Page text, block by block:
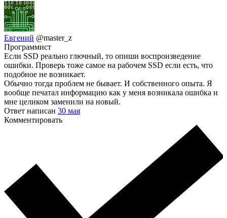
Евгений @master_z
Программист
Если SSD реально глючный, то опиши воспроизведение
ошибки. Проверь тоже самое на рабочем SSD если есть, что
подобное не возникает.
Обычно тогда проблем не бывает. И собственного опыта. Я
вообще печатал информацию как у меня возникала ошибка и
мне целиком заменили на новый.
Ответ написан 30 мая
Комментировать